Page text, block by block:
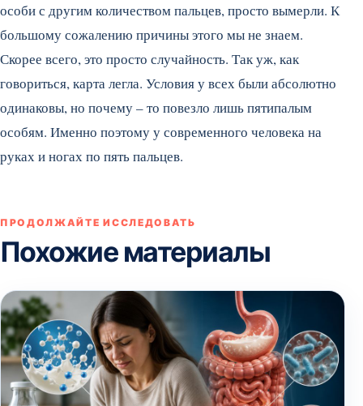
особи с другим количеством пальцев, просто вымерли. К
большому сожалению причины этого мы не знаем.
Скорее всего, это просто случайность. Так уж, как
говориться, карта легла. Условия у всех были абсолютно
одинаковы, но почему – то повезло лишь пятипалым
особям. Именно поэтому у современного человека на
руках и ногах по пять пальцев.
ПРОДОЛЖАЙТЕ ИССЛЕДОВАТЬ
Похожие материалы